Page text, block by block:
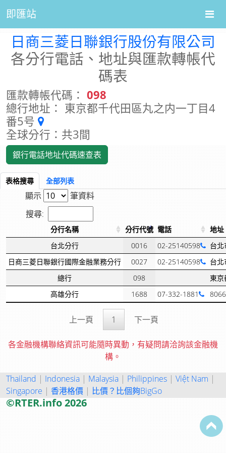
即匯站
日商三菱日聯銀行股份有限公司
各分行電話、地址與匯款轉帳代
碼表
匯款轉帳代碼： 098
總行地址： 東京都千代田區丸之内一丁目4
番5号
全球分行：共3間
銀行電話地址代碼速查表
表格搜尋 全部列表
顯示
筆資料
搜尋:
分行名稱 分行代號 電話
地址
台北分行
0016 02-25140598
台
日商三菱日聯銀行國際金融業務分行
0027 02-25140598
台
總行
098
東
高雄分行
1688 07-332-1881
上一頁 1 下一頁
各金融機構聯絡資訊可能隨時異動，有疑問請洽詢該金融機
構。
Thailand | Indonesia | Malaysia | Philippines | Việt Nam |
Singapore | 香港格價 | 比價？比個夠BigGo
©RTER.info 2026